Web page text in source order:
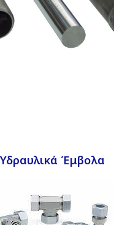
Υδραυλικά Έμβολα